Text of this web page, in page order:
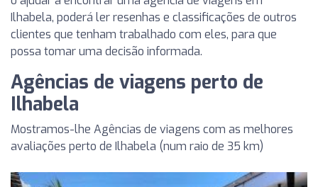
Ilhabela, poderá ler resenhas e classificações de outros
clientes que tenham trabalhado com eles, para que
possa tomar uma decisão informada.
Agências de viagens perto de
Ilhabela
Mostramos-lhe Agências de viagens com as melhores
avaliações perto de Ilhabela (num raio de 35 km)